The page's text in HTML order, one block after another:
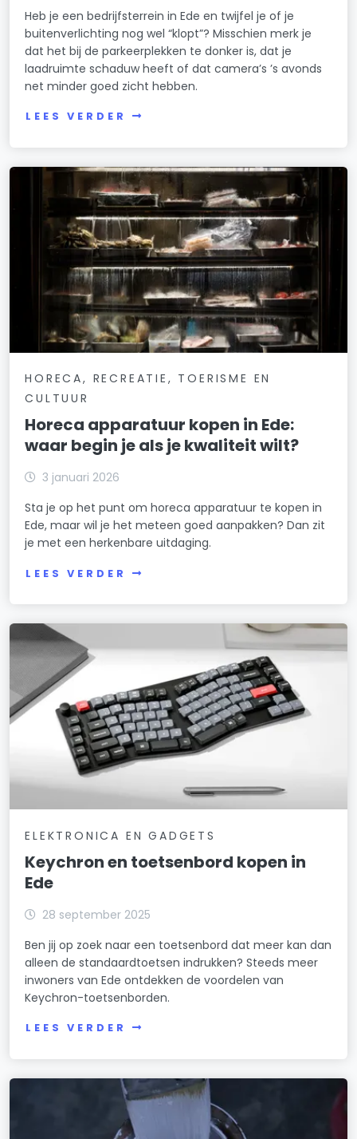
Heb je een bedrijfsterrein in Ede en twijfel je of je
buitenverlichting nog wel “klopt”? Misschien merk je
dat het bij de parkeerplekken te donker is, dat je
laadruimte schaduw heeft of dat camera’s ’s avonds
net minder goed zicht hebben.
LEES VERDER
HORECA, RECREATIE, TOERISME EN
CULTUUR
Horeca apparatuur kopen in Ede:
waar begin je als je kwaliteit wilt?
3 januari 2026
Sta je op het punt om horeca apparatuur te kopen in
Ede, maar wil je het meteen goed aanpakken? Dan zit
je met een herkenbare uitdaging.
LEES VERDER
ELEKTRONICA EN GADGETS
Keychron en toetsenbord kopen in
Ede
28 september 2025
Ben jij op zoek naar een toetsenbord dat meer kan dan
alleen de standaardtoetsen indrukken? Steeds meer
inwoners van Ede ontdekken de voordelen van
Keychron-toetsenborden.
LEES VERDER